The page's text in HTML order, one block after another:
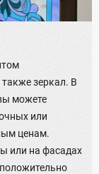
зеркал. В
можете
или
ценам.
или на фасадах